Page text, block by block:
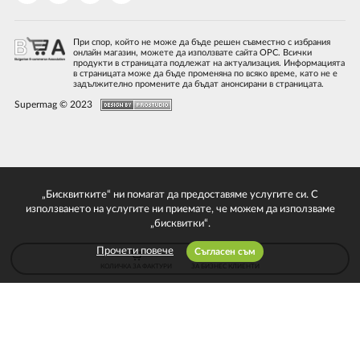
При спор, който не може да бъде решен съвместно с избрания
онлайн магазин, можете да използвате сайта ОРС. Всички
продукти в страницата подлежат на актуализация. Информацията
в страницата може да бъде променяна по всяко време, като не е
задължително промените да бъдат анонсирани в страницата.
Supermag © 2023
„Бисквитките“ ни помагат да предоставяме услугите си. С
използването на услугите ни приемате, че можем да използваме
„бисквитки“.
Прочети повече Съгласен съм